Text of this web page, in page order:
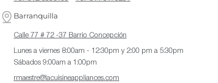
Barranquilla
Calle 77 # 72 -37 Barrio Concepción
Lunes a viernes 8:00am - 12:30pm y 2:00 pm a 5:30pm
Sábados 9:00am a 1:00pm
rmaestre@lacuisineappliances.com